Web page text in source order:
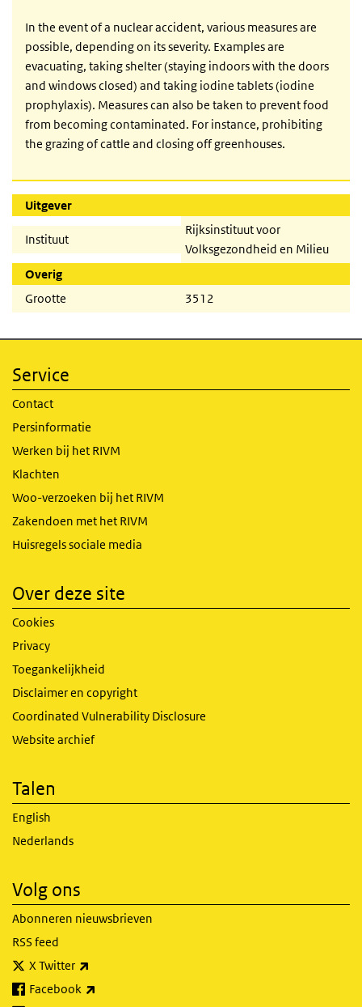
In the event of a nuclear accident, various measures are
possible, depending on its severity. Examples are
evacuating, taking shelter (staying indoors with the doors
and windows closed) and taking iodine tablets (iodine
prophylaxis). Measures can also be taken to prevent food
from becoming contaminated. For instance, prohibiting
the grazing of cattle and closing off greenhouses.
Uitgever
Instituut
Rijksinstituut voor
Volksgezondheid en Milieu
Overig
Grootte
3512
Service
Contact
Persinformatie
Werken bij het RIVM
Klachten
Woo-verzoeken bij het RIVM
Zakendoen met het RIVM
Huisregels sociale media
Over deze site
Cookies
Privacy
Toegankelijkheid
Disclaimer en copyright
Coordinated Vulnerability Disclosure
Website archief
Talen
English
Nederlands
Volg ons
Abonneren nieuwsbrieven
RSS feed
X Twitter
Facebook